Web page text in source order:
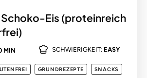
Eis (proteinreich
MIN SCHWIERIGKEIT: EASY
GRUNDREZEPTE
SNACKS